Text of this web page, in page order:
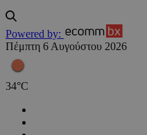
Powered by:
Πέμπτη 6 Αυγούστου 2026
34°C